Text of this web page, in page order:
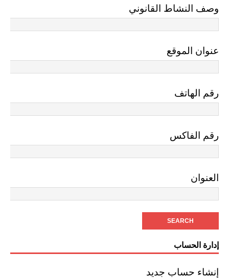
وصف النشاط القانوني
عنوان الموقع
رقم الهاتف
رقم الفاكس
العنوان
إدارة الحساب
إنشاء حساب جديد